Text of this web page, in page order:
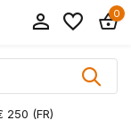
0
250 (FR)